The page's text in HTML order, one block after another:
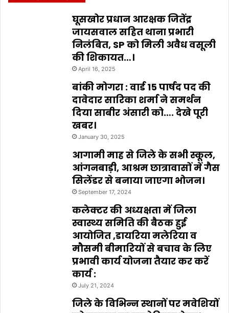
घूसखोर प्रधान आरक्षक जितेंद्र
जायसवाल सहित थाना प्रभारी
निलंबित, SP को मिली अवैध वसूली
की शिकायत…।
April 16, 2025
बांकी मोगरा : वार्ड 15 पार्षद पद की
दावेदार सारिका शर्मा ने समर्थन
दिया साबीर अंसारी को…. देखे पूरी
खबर।
January 30, 2025
आगामी माह से जिले के सभी स्कूल,
आंगनबाड़ी, आश्रम छात्रावासों में गैस
सिलेंडर से बनाया जाएगा भोजन।
September 17, 2024
कलेक्टर की अध्यक्षता में जिला
स्वास्थ्य समिति की बैठक हुई
आयोजित ,डायरिया मलेरिया व
मौसमी बीमारियों से बचाव के लिए
प्रभावी कार्य योजना तैयार कर करें
कार्य :
July 21, 2024
जिले के विभिन्न स्थानों पर मवेशियों